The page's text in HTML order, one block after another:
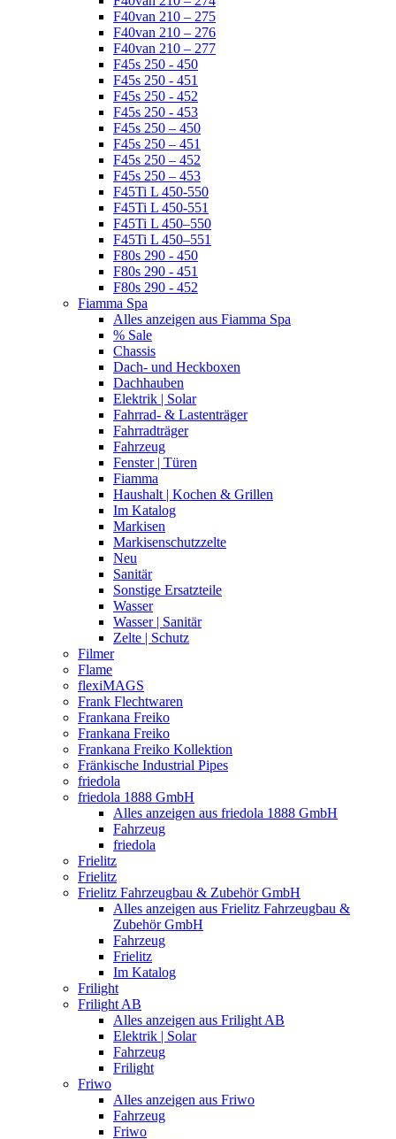
F40van 210 – 275
F40van 210 – 276
F40van 210 – 277
F45s 250 - 450
F45s 250 - 451
F45s 250 - 452
F45s 250 - 453
F45s 250 – 450
F45s 250 – 451
F45s 250 – 452
F45s 250 – 453
F45Ti L 450-550
F45Ti L 450-551
F45Ti L 450–550
F45Ti L 450–551
F80s 290 - 450
F80s 290 - 451
F80s 290 - 452
Fiamma Spa
Alles anzeigen aus Fiamma Spa
% Sale
Chassis
Dach- und Heckboxen
Dachhauben
Elektrik | Solar
Fahrrad- & Lastenträger
Fahrradträger
Fahrzeug
Fenster | Türen
Fiamma
Haushalt | Kochen & Grillen
Im Katalog
Markisen
Markisenschutzzelte
Neu
Sanitär
Sonstige Ersatzteile
Wasser
Wasser | Sanitär
Zelte | Schutz
Filmer
Flame
flexiMAGS
Frank Flechtwaren
Frankana Freiko
Frankana Freiko
Frankana Freiko Kollektion
Fränkische Industrial Pipes
friedola
friedola 1888 GmbH
Alles anzeigen aus friedola 1888 GmbH
Fahrzeug
friedola
Frielitz
Frielitz
Frielitz Fahrzeugbau & Zubehör GmbH
Alles anzeigen aus Frielitz Fahrzeugbau &
Zubehör GmbH
Fahrzeug
Frielitz
Im Katalog
Frilight
Frilight AB
Alles anzeigen aus Frilight AB
Elektrik | Solar
Fahrzeug
Frilight
Friwo
Alles anzeigen aus Friwo
Fahrzeug
Friwo